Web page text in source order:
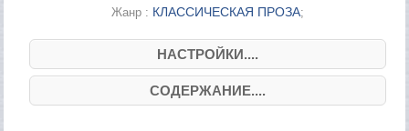
Жанр : КЛАССИЧЕСКАЯ ПРОЗА;
НАСТРОЙКИ....
СОДЕРЖАНИЕ....